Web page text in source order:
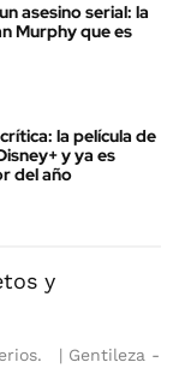
asesino serial: la
Murphy que es
la película de
y ya es
del año
Gentileza -